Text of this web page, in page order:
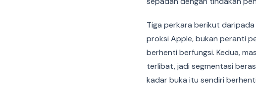
Tiga perkara berikut daripada
proksi Apple, bukan peranti
berhenti berfungsi. Kedua,
terlibat, jadi segmentasi
kadar buka itu sendiri